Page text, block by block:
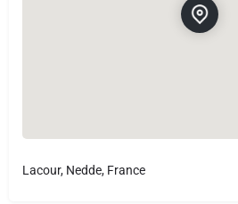
Lacour, Nedde, France